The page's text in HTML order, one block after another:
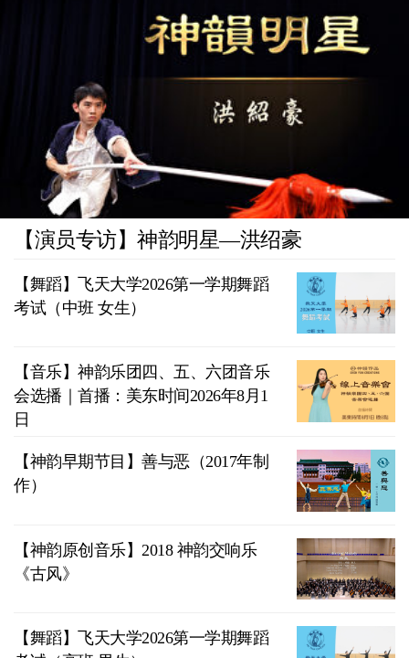
【演员专访】神韵明星—洪绍豪
【舞蹈】飞天大学2026第一学期舞蹈
考试（中班 女生）
【音乐】神韵乐团四、五、六团音乐
会选播｜首播：美东时间2026年8月1
日
【神韵早期节目】善与恶（2017年制
作）
【神韵原创音乐】2018 神韵交响乐
《古风》
【舞蹈】飞天大学2026第一学期舞蹈